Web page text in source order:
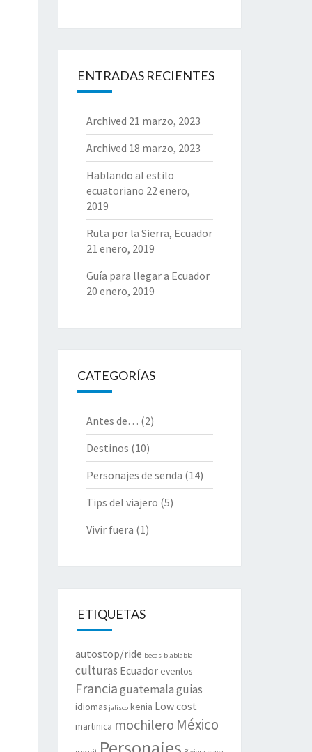
ENTRADAS RECIENTES
Archived 21 marzo, 2023
Archived 18 marzo, 2023
Hablando al estilo
ecuatoriano 22 enero,
2019
Ruta por la Sierra, Ecuador
21 enero, 2019
Guía para llegar a Ecuador
20 enero, 2019
CATEGORÍAS
Antes de… (2)
Destinos (10)
Personajes de senda (14)
Tips del viajero (5)
Vivir fuera (1)
ETIQUETAS
autostop/ride becas blablabla
culturas Ecuador eventos
Franciaguatemalaguias
idiomas jalisco kenia Low cost
martinica mochilero México